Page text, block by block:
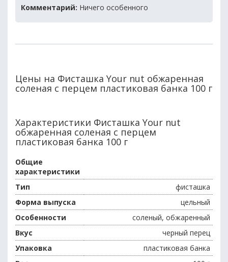
Комментарий: Ничего особенного
Цены на Фисташка Your nut обжаренная
соленая с перцем пластиковая банка 100 г
Характеристики Фисташка Your nut
обжаренная соленая с перцем
пластиковая банка 100 г
Общие
характеристики
Тип
фисташка
Форма выпуска
цельный
Особенности
соленый, обжаренный
Вкус
черный перец
Упаковка
пластиковая банка